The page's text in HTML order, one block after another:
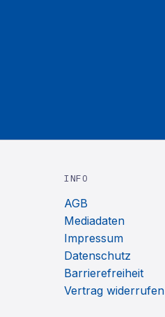
INFO
AGB
Mediadaten
Impressum
Datenschutz
Barrierefreiheit
Vertrag widerrufen